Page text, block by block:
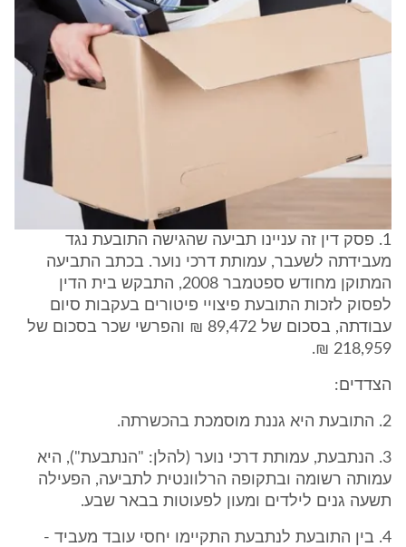
1. פסק דין זה עניינו תביעה שהגישה התובעת נגד
מעבידתה לשעבר, עמותת דרכי נוער. בכתב התביעה
המתוקן מחודש ספטמבר 2008, התבקש בית הדין
לפסוק לזכות התובעת פיצויי פיטורים בעקבות סיום
עבודתה, בסכום של 89,472 ₪ והפרשי שכר בסכום של
218,959 ₪.
הצדדים:
2. התובעת היא גננת מוסמכת בהכשרתה.
3. הנתבעת, עמותת דרכי נוער (להלן: "הנתבעת"), היא
עמותה רשומה ובתקופה הרלוונטית לתביעה, הפעילה
תשעה גנים לילדים ומעון לפעוטות בבאר שבע.
4. בין התובעת לנתבעת התקיימו יחסי עובד מעביד -